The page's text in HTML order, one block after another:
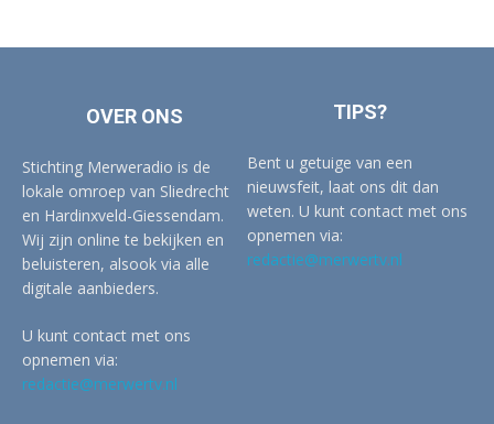
OVER ONS
Stichting Merweradio is de
lokale omroep van Sliedrecht
en Hardinxveld-Giessendam.
Wij zijn online te bekijken en
beluisteren, alsook via alle
digitale aanbieders.
U kunt contact met ons
opnemen via:
redactie@merwertv.nl
TIPS?
Bent u getuige van een
nieuwsfeit, laat ons dit dan
weten. U kunt contact met ons
opnemen via:
redactie@merwertv.nl